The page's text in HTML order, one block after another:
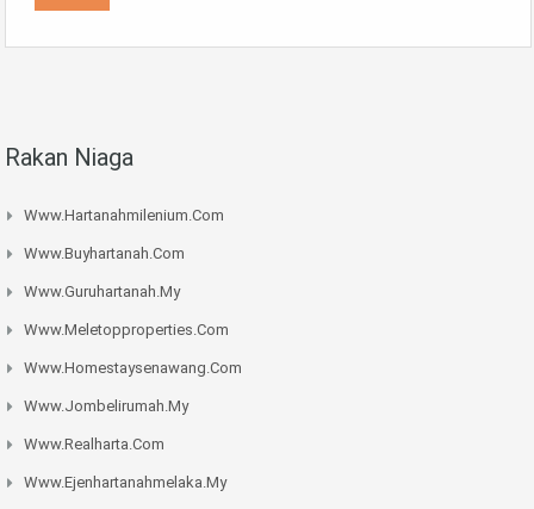
Rakan Niaga
Www.hartanahmilenium.com
Www.buyhartanah.com
Www.guruhartanah.my
Www.meletopproperties.com
Www.homestaysenawang.com
Www.jombelirumah.my
Www.realharta.com
Www.ejenhartanahmelaka.my